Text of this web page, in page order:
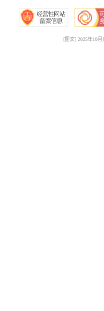
[图文] 2025年10